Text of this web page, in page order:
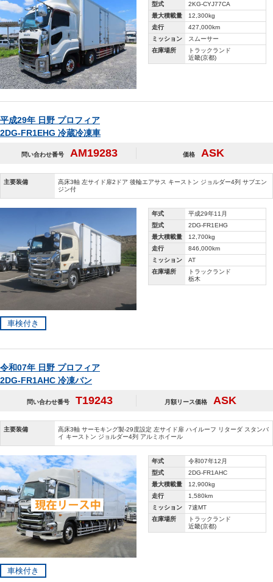
型式
2KG-CYJ77CA
最大積載量
12,300kg
走行
427,000km
ミッション
スムーサー
在庫場所
トラックランド
近畿(京都)
平成29年 日野 プロフィア
2DG-FR1EHG 冷蔵冷凍車
問い合わせ番号 AM19283 価格 ASK
主要装備
高床3軸 左サイド扉2ドア 後輪エアサス キーストン ジョルダー4列 サブエン
ジン付
年式
平成29年11月
型式
2DG-FR1EHG
最大積載量
12,700kg
走行
846,000km
ミッション
AT
在庫場所
トラックランド
栃木
車検付き
令和07年 日野 プロフィア
2DG-FR1AHC 冷凍バン
問い合わせ番号 T19243 月額リース価格 ASK
主要装備
高床3軸 サーモキング製-29度設定 左サイド扉 ハイルーフ リターダ スタンバ
イ キーストン ジョルダー4列 アルミホイール
年式
令和07年12月
型式
2DG-FR1AHC
最大積載量
12,900kg
走行
1,580km
ミッション
7速MT
在庫場所
トラックランド
近畿(京都)
車検付き